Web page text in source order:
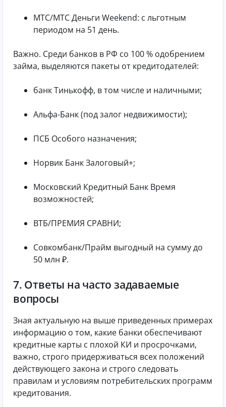
МТС/МТС Деньги Weekend: с льготным
периодом на 51 день.
Важно. Среди банков в РФ со 100 % одобрением
займа, выделяются пакеты от кредитодателей:
банк Тинькофф, в том числе и наличными;
Альфа-Банк (под залог недвижимости);
ПСБ Особого назначения;
Норвик Банк Залоговый+;
Московский Кредитный Банк Время
возможностей;
ВТБ/ПРЕМИЯ СРАВНИ;
Совкомбанк/Прайм выгодный на сумму до
50 млн ₽.
7. Ответы на часто задаваемые
вопросы
Зная актуальную на выше приведенных примерах
информацию о том, какие банки обеспечивают
кредитные карты с плохой КИ и просрочками,
важно, строго придерживаться всех положений
действующего закона и строго следовать
правилам и условиям потребительских программ
кредитования.